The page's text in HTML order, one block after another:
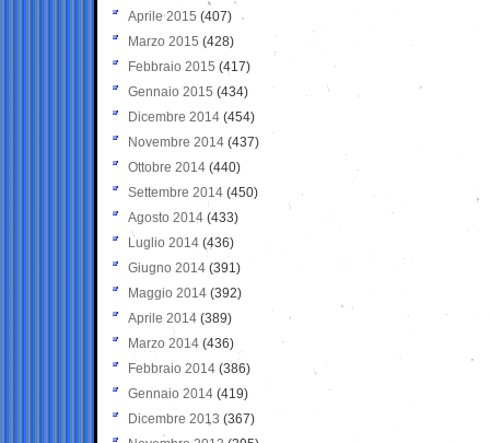
Aprile 2015 (407)
Marzo 2015 (428)
Febbraio 2015 (417)
Gennaio 2015 (434)
Dicembre 2014 (454)
Novembre 2014 (437)
Ottobre 2014 (440)
Settembre 2014 (450)
Agosto 2014 (433)
Luglio 2014 (436)
Giugno 2014 (391)
Maggio 2014 (392)
Aprile 2014 (389)
Marzo 2014 (436)
Febbraio 2014 (386)
Gennaio 2014 (419)
Dicembre 2013 (367)